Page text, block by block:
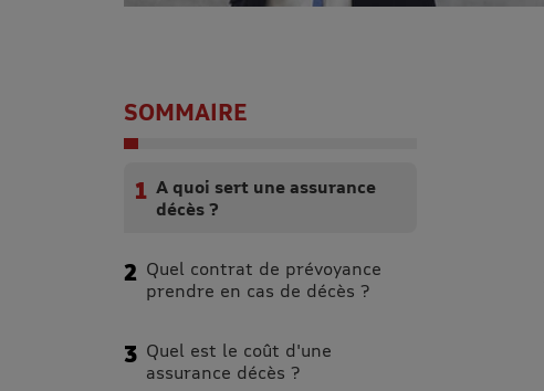
SOMMAIRE
A quoi sert une assurance
décès ?
Quel contrat de prévoyance
prendre en cas de décès ?
Quel est le coût d'une
assurance décès ?